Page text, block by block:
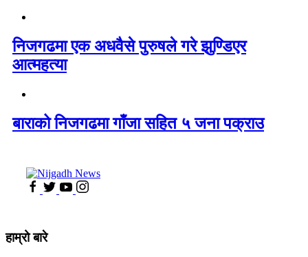
निजगढमा एक अधवैसे पुरुषले गरे झुण्डिएर
आत्महत्या
बाराको निजगढमा गाँजा सहित ५ जना पक्राउ
हाम्रो बारे